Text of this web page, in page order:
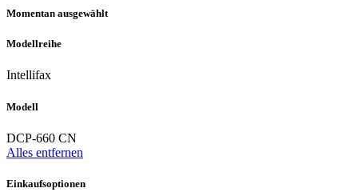
Momentan ausgewählt
Modellreihe
Intellifax
Modell
DCP-660 CN
Alles entfernen
Einkaufsoptionen